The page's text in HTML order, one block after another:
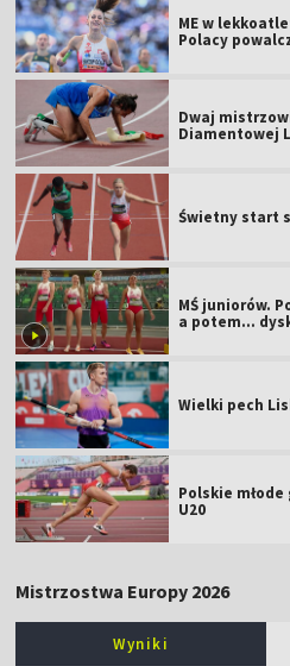
ME w
Polacy
Dwaj
Diamentowej
Świetny start
MŚ juniorów.
a potem...
Wielki pech
Polskie
U20
Mistrzostwa Europy 2026
Wyniki